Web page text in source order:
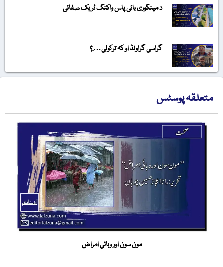
د مینگوری بائی پاس واکنگ ٹریک صفائی
گراسی گراونڈ او کہ ترکولی….؟
متعلقہ پوسٹس
مون سون اور وبائی امراض